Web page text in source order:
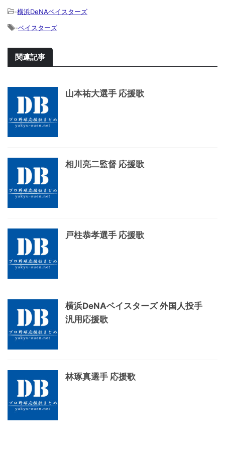
-横浜DeNAベイスターズ
-ベイスターズ
関連記事
山本祐大選手 応援歌
相川亮二監督 応援歌
戸柱恭孝選手 応援歌
横浜DeNAベイスターズ 外国人投手
汎用応援歌
林琢真選手 応援歌